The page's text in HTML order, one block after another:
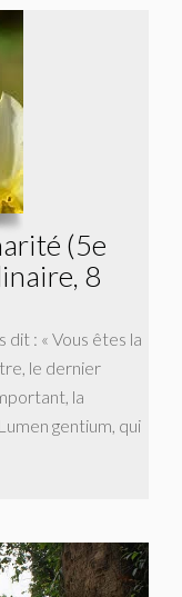
(5e
8
dit : « Vous êtes la
le dernier
la
gentium, qui